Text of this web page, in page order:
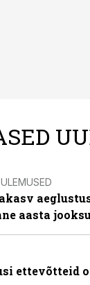
aasta
ettevõtteid